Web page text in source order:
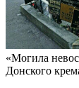
«Могила
Донского